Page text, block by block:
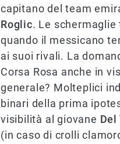
capitano del team
Roglic. Le
quando il messicano
ai suoi rivali. La
Corsa Rosa anche in
generale? Molteplici
binari della prima
visibilità al giovane Del
(in caso di crolli